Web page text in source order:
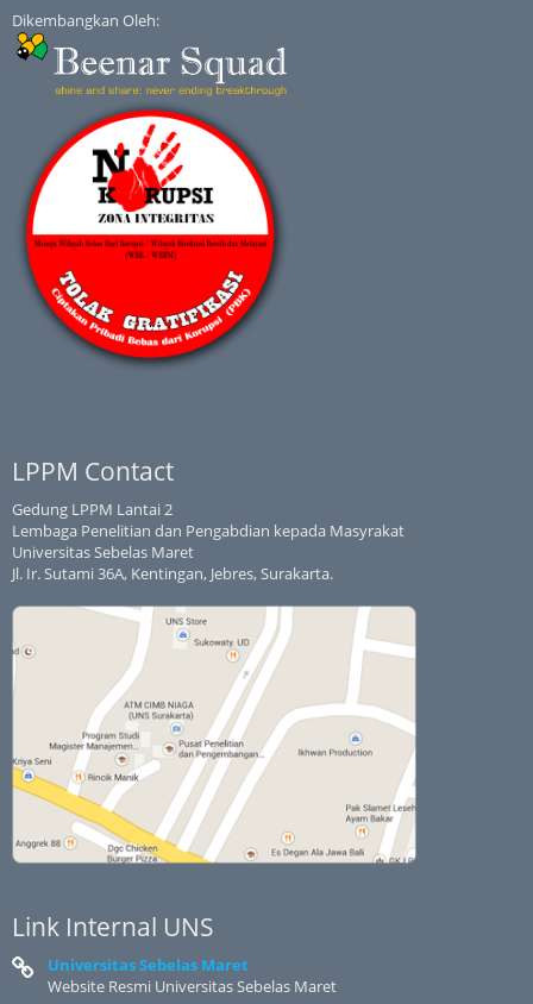
Dikembangkan Oleh:
LPPM Contact
Gedung LPPM Lantai 2
Lembaga Penelitian dan Pengabdian kepada Masyrakat
Universitas Sebelas Maret
Jl. Ir. Sutami 36A, Kentingan, Jebres, Surakarta.
Link Internal UNS
Universitas Sebelas Maret
Website Resmi Universitas Sebelas Maret